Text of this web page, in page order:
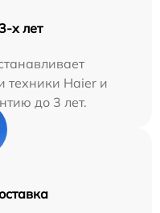
х лет
техники Haier и
до 3 лет.